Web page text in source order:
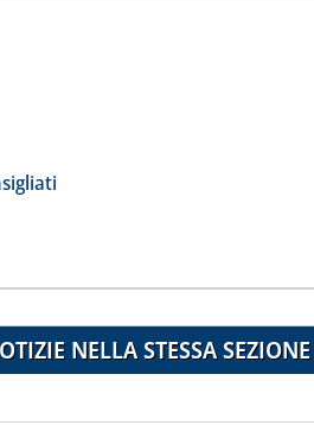
notizia
NELLA STESSA SEZIONE